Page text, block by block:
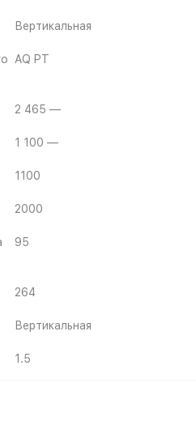
Вертикальная
AQ PT
2 465 —
1 100 —
1100
2000
95
264
Вертикальная
1.5